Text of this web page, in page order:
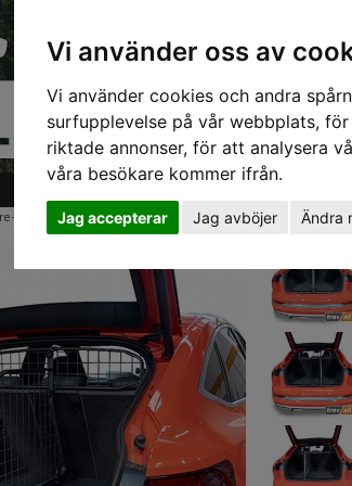
Vi använder oss av
Vi använder cookies och andra
surfupplevelse på vår webbplats,
riktade annonser, för att analysera
våra besökare kommer ifrån.
Jag accepterar Jag avböjer Ändra
- AUDI Q8 E-TRON SPORTBACK (2021-)